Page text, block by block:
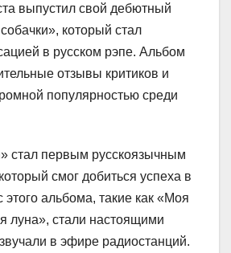
выпустил свой дебютный
который стал
в русском рэпе. Альбом
отзывы критиков и
популярностью среди
стал первым русскоязычным
смог добиться успеха в
этого альбома, такие как «Моя
луна», стали настоящими
в эфире радиостанций.